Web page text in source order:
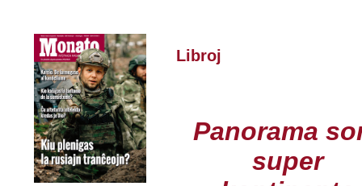
Libroj
Panorama
super